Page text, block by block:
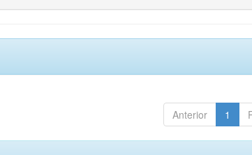
Anterior 1